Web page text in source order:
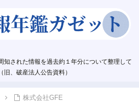
知された情報を過去約１年分について整理して
旧、破産法人公告資料）
株式会社GFE